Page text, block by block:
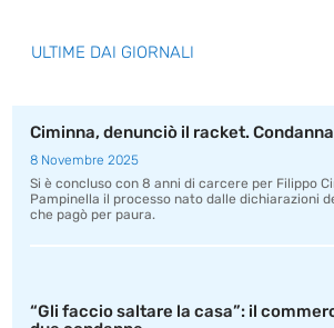
ULTIME DAI GIORNALI
Ciminna, denunciò il racket.
8 Novembre 2025
Si è concluso con 8 anni di carcere per Filippo
Pampinella il processo nato dalle dichiarazioni
che pagò per paura.
“Gli faccio saltare la casa”: il